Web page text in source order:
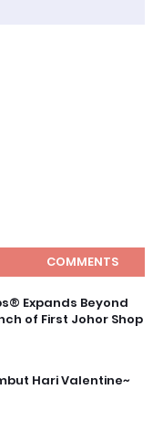
COMMENTS
Expands Beyond
of First Johor Shop
Hari Valentine~